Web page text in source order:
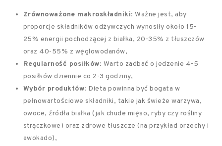
Zrównoważone makroskładniki: Ważne jest, aby
proporcje składników odżywczych wynosiły około 15-
25% energii pochodzącej z białka, 20-35% z tłuszczów
oraz 40-55% z węglowodanów,
Regularność posiłków: Warto zadbać o jedzenie 4-5
posiłków dziennie co 2-3 godziny,
Wybór produktów: Dieta powinna być bogata w
pełnowartościowe składniki, takie jak świeże warzywa,
owoce, źródła białka (jak chude mięso, ryby czy rośliny
strączkowe) oraz zdrowe tłuszcze (na przykład orzechy i
awokado),